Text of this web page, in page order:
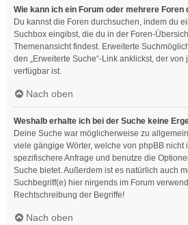
Wie kann ich ein Forum oder mehrere Foren
Du kannst die Foren durchsuchen, indem du
Suchbox eingibst, die du in der Foren-
Themenansicht findest. Erweiterte
den „Erweiterte Suche“-Link anklickst, der
verfügbar ist.
Nach oben
Weshalb erhalte ich bei der Suche keine
Deine Suche war möglicherweise zu
viele gängige Wörter, welche von phpBB nicht
spezifischere Anfrage und benutze die
Suche bietet. Außerdem ist es natürlich auch
Suchbegriff(e) hier nirgends im Forum
Rechtschreibung der Begriffe!
Nach oben